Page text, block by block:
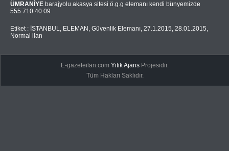
ÜMRANİYE barajyolu akasya sitesi ö.g.g elemanı kendi bünyemizde
555.710.40.09
Etiket : İSTANBUL, ELEMAN , Güvenlik Elemanı, 27.1.2015, 28.01.2015,
Normal ilan
E-gazeteilan.comYitik Ajans Projesidir.
Tüm Hakları Saklıdır.